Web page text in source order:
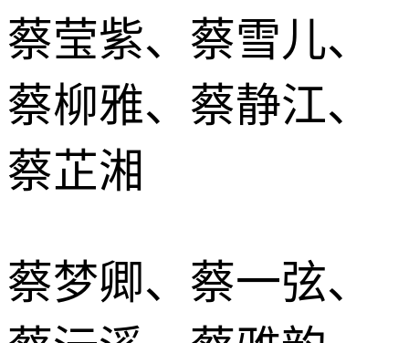
蔡莹紫、蔡雪儿、
蔡柳雅、蔡静江、
蔡芷湘
蔡梦卿、蔡一弦、